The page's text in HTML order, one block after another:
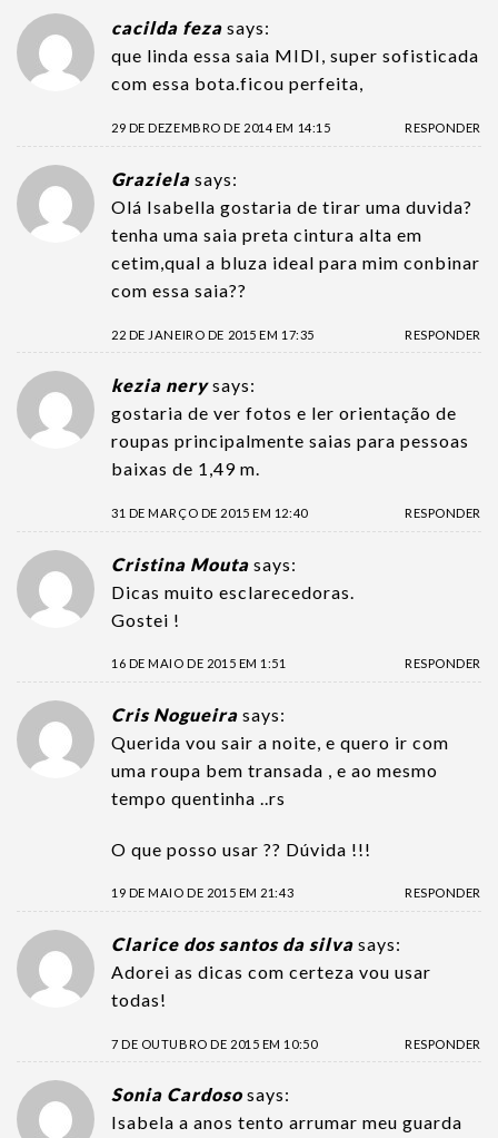
cacilda feza says:
que linda essa saia MIDI, super sofisticada
com essa bota.ficou perfeita,
29 DE DEZEMBRO DE 2014 EM 14:15 RESPONDER
Graziela says:
Olá Isabella gostaria de tirar uma duvida?
tenha uma saia preta cintura alta em
cetim,qual a bluza ideal para mim conbinar
com essa saia??
22 DE JANEIRO DE 2015 EM 17:35 RESPONDER
kezia nery says:
gostaria de ver fotos e ler orientação de
roupas principalmente saias para pessoas
baixas de 1,49 m.
31 DE MARÇO DE 2015 EM 12:40 RESPONDER
Cristina Mouta says:
Dicas muito esclarecedoras.
Gostei !
16 DE MAIO DE 2015 EM 1:51 RESPONDER
Cris Nogueira says:
Querida vou sair a noite, e quero ir com
uma roupa bem transada , e ao mesmo
tempo quentinha ..rs
O que posso usar ?? Dúvida !!!
19 DE MAIO DE 2015 EM 21:43 RESPONDER
Clarice dos santos da silva says:
Adorei as dicas com certeza vou usar
todas!
7 DE OUTUBRO DE 2015 EM 10:50 RESPONDER
Sonia Cardoso says:
Isabela a anos tento arrumar meu guarda